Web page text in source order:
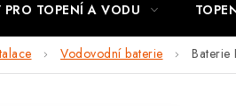
PRO TOPENÍ A VODU
Vodovodní baterie Baterie